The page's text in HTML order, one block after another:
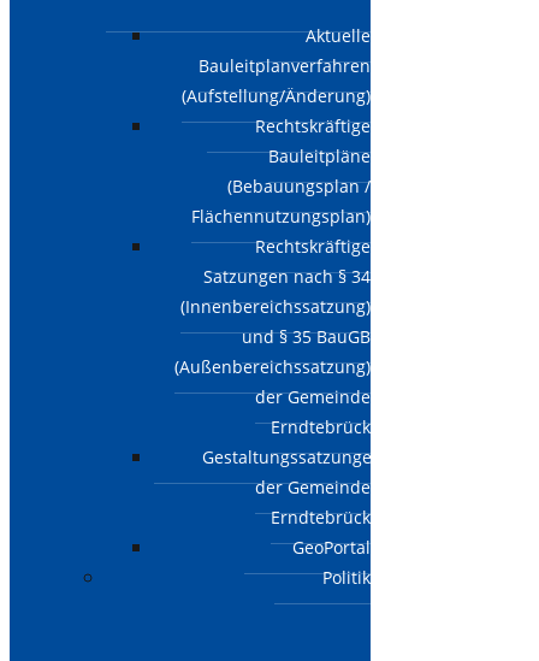
Aktuelle
Bauleitplanverfahren
(Aufstellung/Änderung)
Rechtskräftige
Bauleitpläne
(Bebauungsplan /
Flächennutzungsplan)
Rechtskräftige
Satzungen nach § 34
(Innenbereichssatzung)
und § 35 BauGB
(Außenbereichssatzung)
der Gemeinde
Erndtebrück
Gestaltungssatzungen
der Gemeinde
Erndtebrück
GeoPortal
Politik